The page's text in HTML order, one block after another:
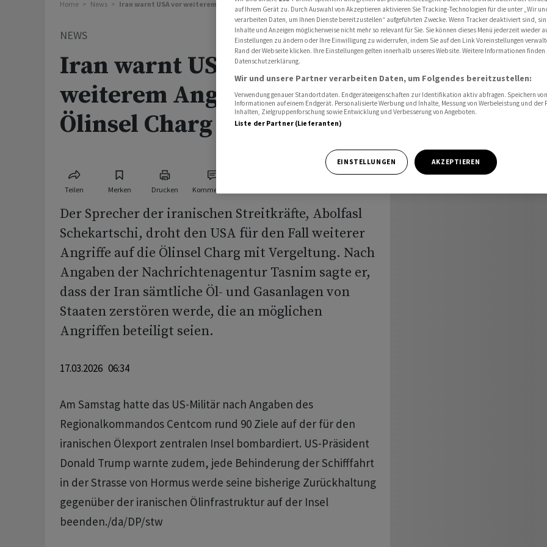
Home News Iran warnt USA vor weiterem Angriff auf Ölinsel Charg
NEWS
Iran warnt USA vor
weiterem Angriff auf
Ölinsel Charg
Teilen Merken Drucken Kommentare
Der Sprecher der iranischen Streitkräfte, Abolfasl
Schekartschi, droht den USA für den Fall weiterer
Angriffe auf die Ölinsel Charg mit Vergeltung. Nach
Angaben der Nachrichtenagentur Tasnim sagte er,
dass der Iran sämtliche Öl- und Gasanlagen von
Staaten zerstören werde, die an möglichen
Angriffen beteiligt seien.
17.03.2026 06:34
Am Samstag hatte das US-Militär nach Angaben des
Regionalkommandos Centcom rund 90 Ziele auf der für den
iranischen Ölexport zentralen Insel bombardiert. US-Präsident
Donald Trump warnte zudem, jede Behinderung der Schifffahrt
in der Strasse von Hormus werde seine bisherige Zurückhaltung
gegenüber der iranischen Ölinfrastruktur auf der Insel
beenden./da/DP/stw
auf Ihrem Gerät zu. Durch Auswahl von Akzeptieren aktivieren Sie Tracking-Technologien für die unter „Wir
verarbeiten Daten, um Ihnen Dienste bereitzustellen“ aufgeführten Zwecke. Wenn Tracker deaktiviert sind,
Inhalte und Anzeigen möglicherweise nicht mehr so relevant für Sie. Sie können dieses Menü jederzeit wieder
Einstellungen zu ändern oder Ihre Einwilligung zu widerrufen, indem Sie auf den Link Voreinstellungen
Rand der Webseite klicken. Ihre Einstellungen gelten innerhalb unseres Website. Weitere Informationen finden
Datenschutzerklärung.
Wir und unsere Partner verarbeiten Daten, um Folgendes bereitzustellen:
Verwendung genauer Standortdaten. Endgeräteeigenschaften zur Identifikation aktiv abfragen. Speichern
Informationen auf einem Endgerät. Personalisierte Werbung und Inhalte, Messung von Werbeleistung und der
Inhalten, Zielgruppenforschung sowie Entwicklung und Verbesserung von Angeboten.
Liste der Partner (Lieferanten)
EINSTELLUNGEN AKZEPTIEREN